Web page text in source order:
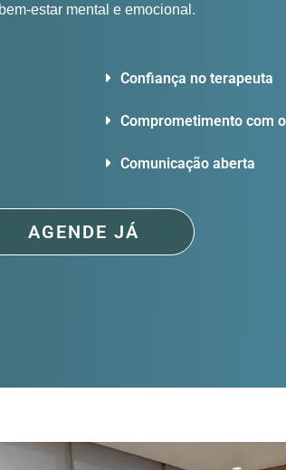
estar mental e emocional.
Confiança no terapeuta
Comprometimento com
Comunicação aberta
AGENDE JÁ